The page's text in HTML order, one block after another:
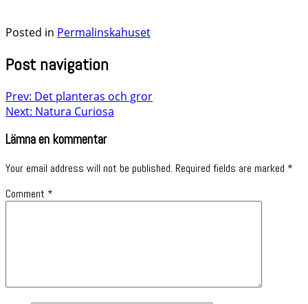
Posted in Permalinskahuset
Post navigation
Prev: Det planteras och gror
Next: Natura Curiosa
Lämna en kommentar
Your email address will not be published. Required fields are marked *
Comment *